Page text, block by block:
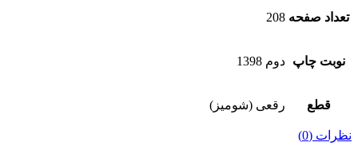
تعداد صفحه 208
نوبت چاپ دوم 1398
قطع رقعی (شومیز)
نظرات (0)